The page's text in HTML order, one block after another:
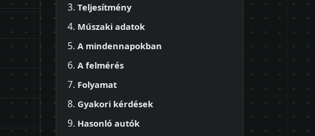
Teljesítmény
Műszaki adatok
A mindennapokban
A felmérés
Folyamat
Gyakori kérdések
Hasonló autók